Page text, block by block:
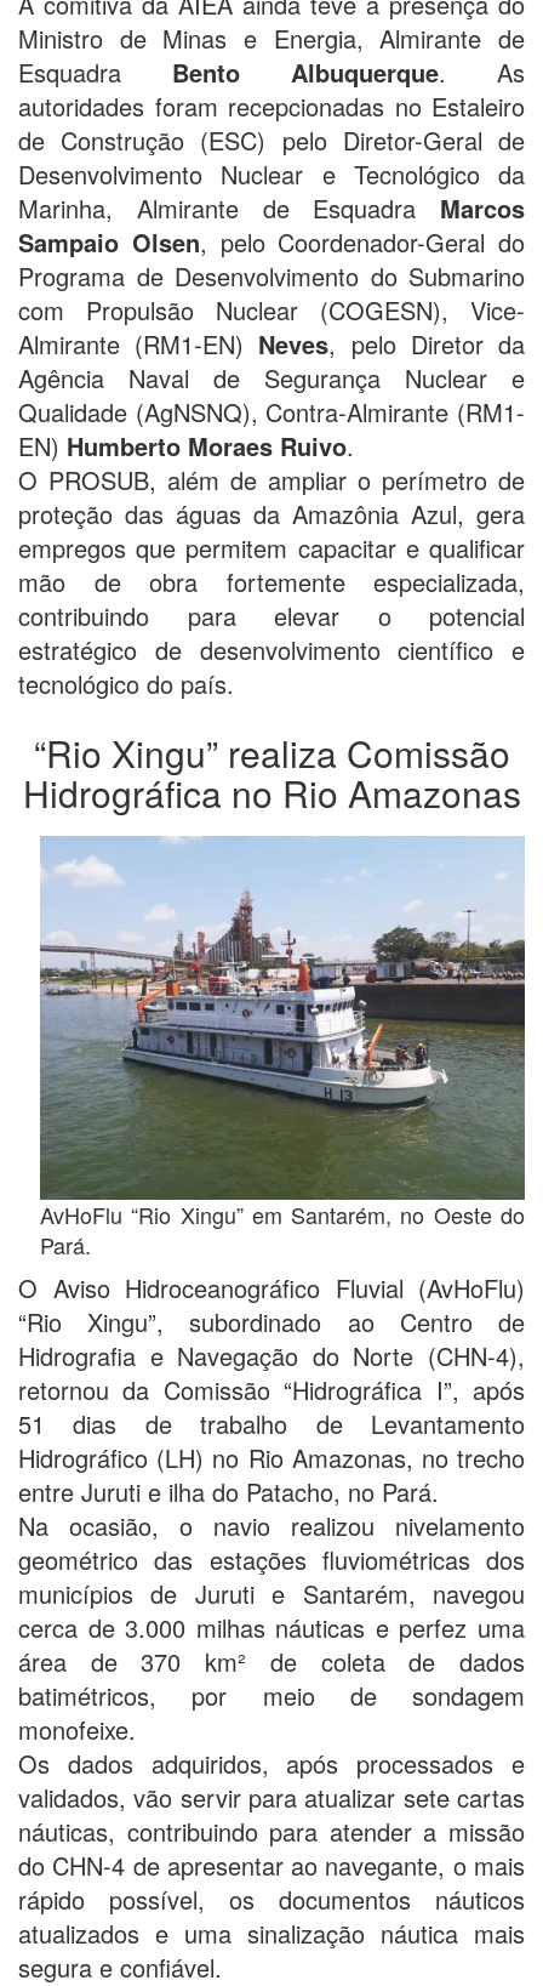
Ministro de Minas e Energia, Almirante de
Esquadra Bento Albuquerque. As
autoridades foram recepcionadas no Estaleiro
de Construção (ESC) pelo Diretor-Geral de
Desenvolvimento Nuclear e Tecnológico da
Marinha, Almirante de Esquadra Marcos
Sampaio Olsen, pelo Coordenador-Geral do
Programa de Desenvolvimento do Submarino
com Propulsão Nuclear (COGESN), Vice-
Almirante (RM1-EN) Neves, pelo Diretor da
Agência Naval de Segurança Nuclear e
Qualidade (AgNSNQ), Contra-Almirante (RM1-
EN) Humberto Moraes Ruivo.
O PROSUB, além de ampliar o perímetro de
proteção das águas da Amazônia Azul, gera
empregos que permitem capacitar e qualificar
mão de obra fortemente especializada,
contribuindo para elevar o potencial
estratégico de desenvolvimento científico e
tecnológico do país.
“Rio Xingu” realiza Comissão
Hidrográfica no Rio Amazonas
AvHoFlu “Rio Xingu” em Santarém, no Oeste do
Pará.
O Aviso Hidroceanográfico Fluvial (AvHoFlu)
“Rio Xingu”, subordinado ao Centro de
Hidrografia e Navegação do Norte (CHN-4),
retornou da Comissão “Hidrográfica I”, após
51 dias de trabalho de Levantamento
Hidrográfico (LH) no Rio Amazonas, no trecho
entre Juruti e ilha do Patacho, no Pará.
Na ocasião, o navio realizou nivelamento
geométrico das estações fluviométricas dos
municípios de Juruti e Santarém, navegou
cerca de 3.000 milhas náuticas e perfez uma
área de 370 km² de coleta de dados
batimétricos, por meio de sondagem
monofeixe.
Os dados adquiridos, após processados e
validados, vão servir para atualizar sete cartas
náuticas, contribuindo para atender a missão
do CHN-4 de apresentar ao navegante, o mais
rápido possível, os documentos náuticos
atualizados e uma sinalização náutica mais
segura e confiável.